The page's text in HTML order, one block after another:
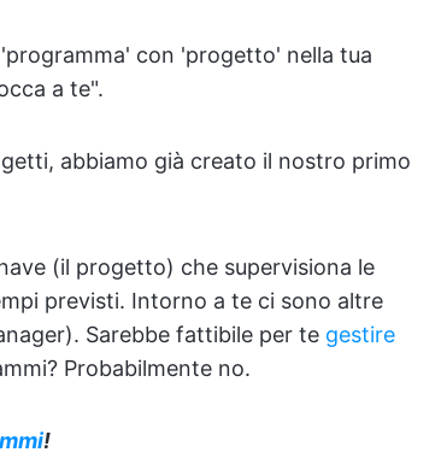
con 'progetto' nella tua
a te".
abbiamo già creato il nostro primo
(il progetto) che supervisiona le
previsti. Intorno a te ci sono altre
Sarebbe fattibile per te gestire
Probabilmente no.
!